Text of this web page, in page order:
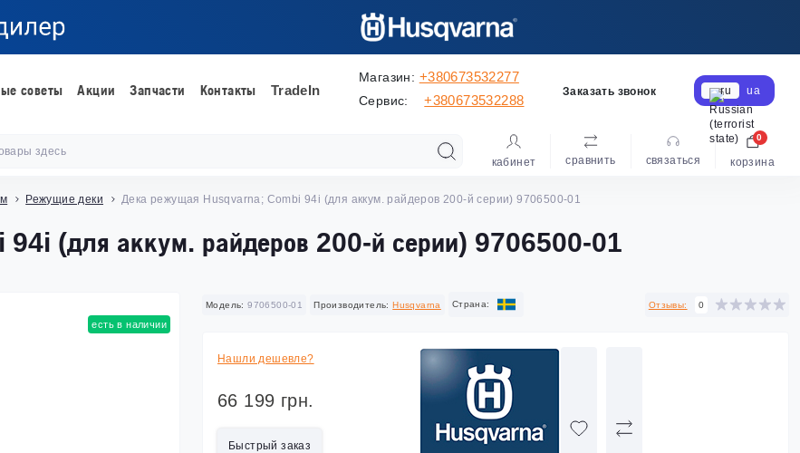
советы Акции Запчасти Контакты TradeIn
Магазин: +380673532277
Сервис: +380673532288
Заказать звонок ru ua
кабинет сравнить cвязаться корзина
0
Режущие деки Дека режущая Husqvarna; Сombi 94i (для аккум. райдеров 200-й серии) 9706500-01
(для аккум. райдеров 200-й серии) 9706500-01
есть в наличии
Модель: 9706500-01 Производитель: Husqvarna Cтрана: Отзывы: 0
Нашли дешевле?
66 199 грн.
Быстрый заказ